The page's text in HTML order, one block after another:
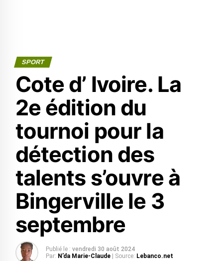
SPORT
Cote d’ Ivoire. La
2e édition du
tournoi pour la
détection des
talents s’ouvre à
Bingerville le 3
septembre
Publié le : vendredi 30 août 2024
Par: N’da Marie-Claude | Source: Lebanco.net